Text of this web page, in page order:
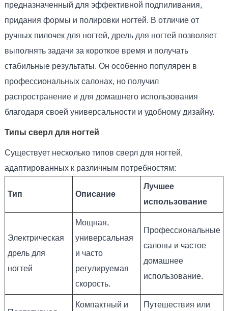
предназначенный для эффективной подпиливания,
придания формы и полировки ногтей. В отличие от
ручных пилочек для ногтей, дрель для ногтей позволяет
выполнять задачи за короткое время и получать
стабильные результаты. Он особенно популярен в
профессиональных салонах, но получил
распространение и для домашнего использования
благодаря своей универсальности и удобному дизайну.
Типы сверл для ногтей
Существует несколько типов сверл для ногтей,
адаптированных к различным потребностям:
Тип Описание
Лучшее
использование
Электрическая
дрель для
ногтей
Мощная,
универсальная
и часто
регулируемая
скорость.
Профессиональные
салоны и частое
домашнее
использование.
Компактный и Путешествия или